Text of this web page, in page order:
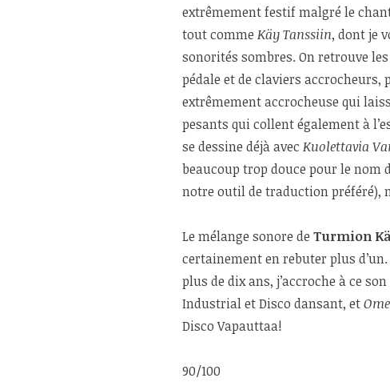
extrêmement festif malgré le
tout comme Käy Tanssiin, dont je
sonorités sombres. On retrouve
pédale et de claviers accrocheurs,
extrêmement accrocheuse qui
pesants qui collent également à
se dessine déjà avec Kuolettavia
beaucoup trop douce pour le nom
notre outil de traduction préféré),
Le mélange sonore de Turmion
certainement en rebuter plus
plus de dix ans, j’accroche à ce
Industrial et Disco dansant, et
Disco Vapauttaa!
90/100